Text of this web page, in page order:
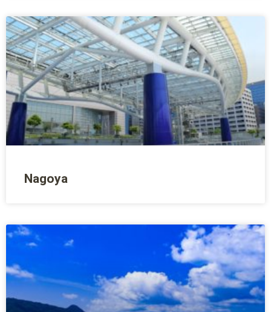
Nagoya